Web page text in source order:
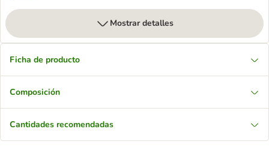
Mostrar detalles
Ficha de producto
Composición
Cantidades recomendadas